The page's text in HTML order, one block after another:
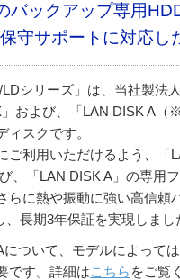
バックアップ専用
守サポートに対応し
LDシリーズ」は、当社製法
」および、「LAN DISK A
ィスクです。
ご利用いただけるよう、「
、「LAN DISK A」の専用
らに熱や振動に強い高信頼
、長期3年保証を実現しまし
ついて、モデルによって
です。詳細はこちら をご覧